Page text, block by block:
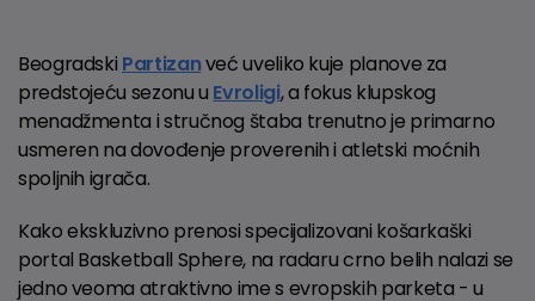
Beogradski Partizanveć uveliko kuje planove za
predstojeću sezonu u Evroligi, a fokus klupskog
menadžmenta i stručnog štaba trenutno je primarno
usmeren na dovođenje proverenih i atletski moćnih
spoljnih igrača.
Kako ekskluzivno prenosi specijalizovani košarkaški
portal Basketball Sphere, na radaru crno belih nalazi se
jedno veoma atraktivno ime s evropskih parketa - u